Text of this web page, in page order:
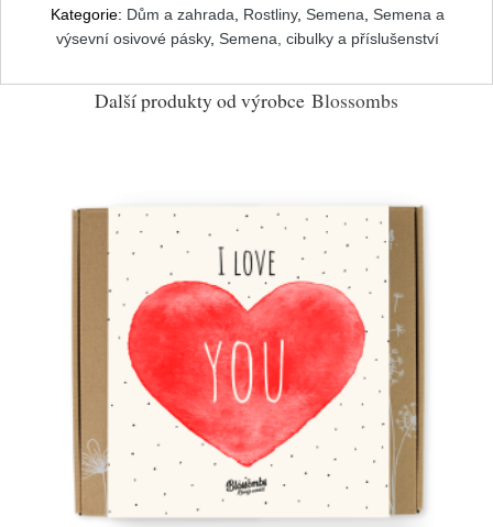
Kategorie: Dům a zahrada Rostliny, Semena Semena a
výsevní osivové pásky, Semena, cibulky a příslušenství
Další produkty od výrobce Blossombs